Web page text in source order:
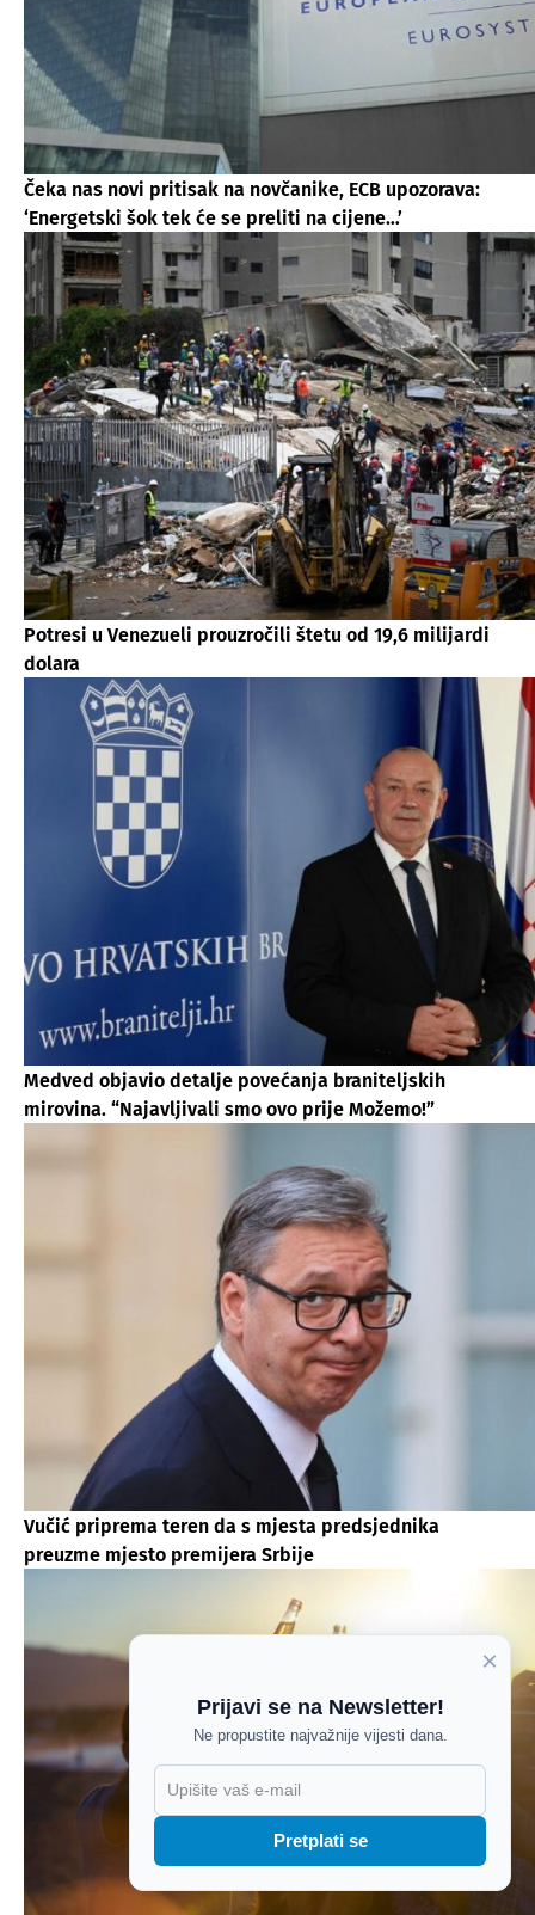
Čeka nas novi pritisak na novčanike, ECB upozorava:
‘Energetski šok tek će se preliti na cijene…’
Potresi u Venezueli prouzročili štetu od 19,6 milijardi
dolara
Medved objavio detalje povećanja braniteljskih
mirovina. “Najavljivali smo ovo prije Možemo!”
Vučić priprema teren da s mjesta predsjednika
preuzme mjesto premijera Srbije
×
Prijavi se na Newsletter!
Ne propustite najvažnije vijesti dana.
Pretplati se